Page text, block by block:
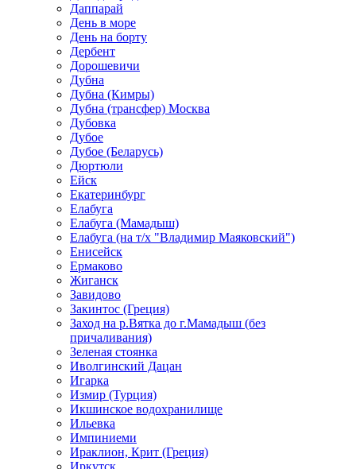
Даппарай
День в море
День на борту
Дербент
Дорошевичи
Дубна
Дубна (Кимры)
Дубна (трансфер) Москва
Дубовка
Дубое
Дубое (Беларусь)
Дюртюли
Ейск
Екатеринбург
Елабуга
Елабуга (Мамадыш)
Елабуга (на т/х "Владимир Маяковский")
Енисейск
Ермаково
Жиганск
Завидово
Закинтос (Греция)
Заход на р.Вятка до г.Мамадыш (без
причаливания)
Зеленая стоянка
Иволгинский Дацан
Игарка
Измир (Турция)
Икшинское водохранилище
Ильевка
Импиниеми
Ираклион, Крит (Греция)
Иркутск